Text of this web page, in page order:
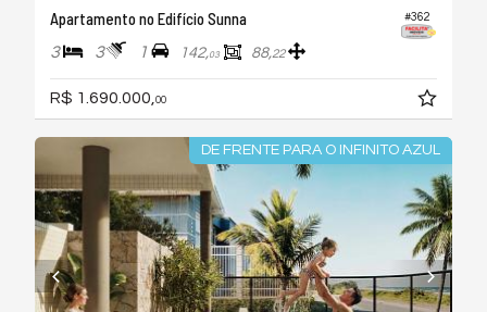
#362
Apartamento no Edifício Sunna
3 3 1 142,03 88,22
R$ 1.690.000,00
DE FRENTE PARA O INFINITO AZUL